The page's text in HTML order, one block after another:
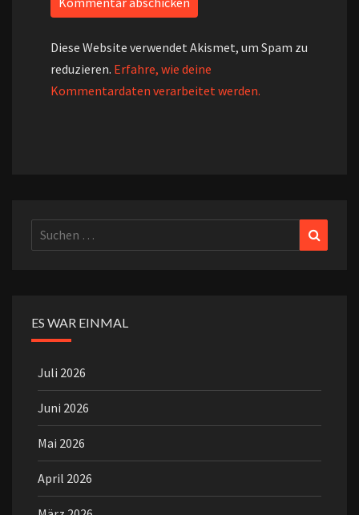
Diese Website verwendet Akismet, um Spam zu
reduzieren. Erfahre, wie deine
Kommentardaten verarbeitet werden.
Suchen
nach:
ES WAR EINMAL
Juli 2026
Juni 2026
Mai 2026
April 2026